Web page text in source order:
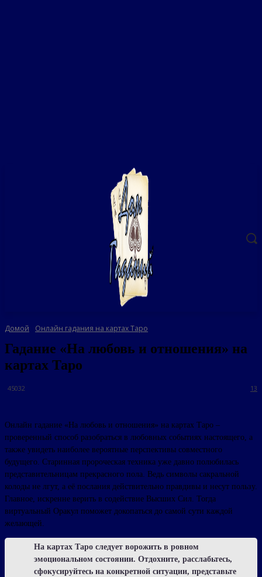
Домой Онлайн гадания на картах Таро
Гадание «На любовь и отношения» на
картах Таро
13
45032
Онлайн гадание «На любовь и отношения» на картах Таро –
проверенный способ разобраться в любовных событиях настоящего, а
также увидеть наиболее вероятные перспективы совместного
будущего. Старинная пророческая техника уже давно полюбилась
представительницам прекрасного пола. Ведь символы сакральной
колоды не лгут, а её послания действительно правдивы и несут пользу.
Главное, искренне верить в содействие Высших Сил. Тогда
виртуальный Оракул поможет докопаться до самой сути каждой
желающей.
На картах Таро следует ворожить в ровном
эмоциональном состоянии. Отдохните, расслабьтесь,
сфокусируйтесь на конкретной ситуации, представьте